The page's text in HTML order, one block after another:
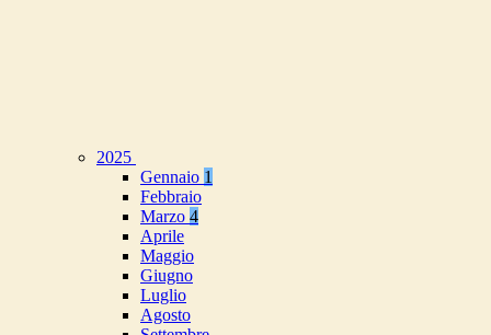
2025
Gennaio 1
Febbraio
Marzo 4
Aprile
Maggio
Giugno
Luglio
Agosto